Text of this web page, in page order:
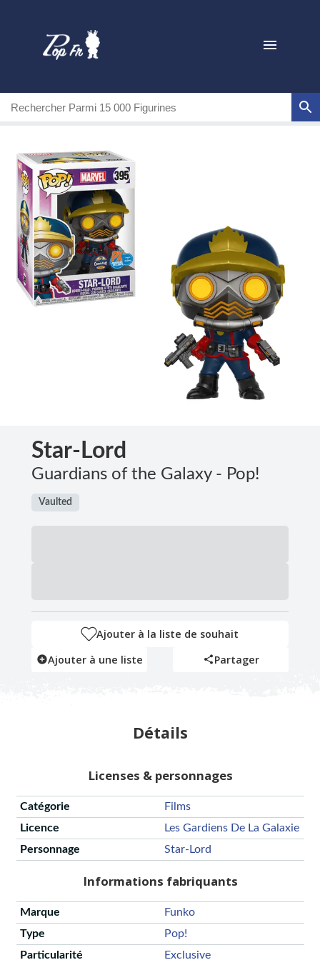
Star-Lord
Guardians of the Galaxy - Pop!
Vaulted
Ajouter à la liste de souhait
Ajouter à une liste
Partager
Détails
Licenses & personnages
Catégorie
Films
Licence
Les Gardiens De La Galaxie
Personnage
Star-Lord
Informations fabriquants
Marque
Funko
Type
Pop!
Particularité
Exclusive